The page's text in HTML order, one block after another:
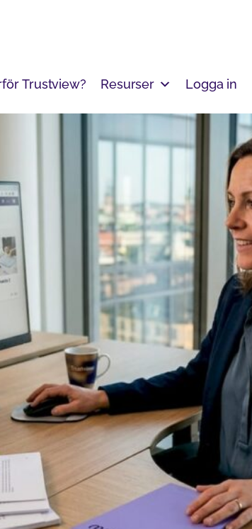
Trustview? Resurser Logga in